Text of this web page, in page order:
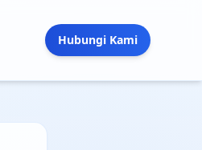
Hubungi Kami